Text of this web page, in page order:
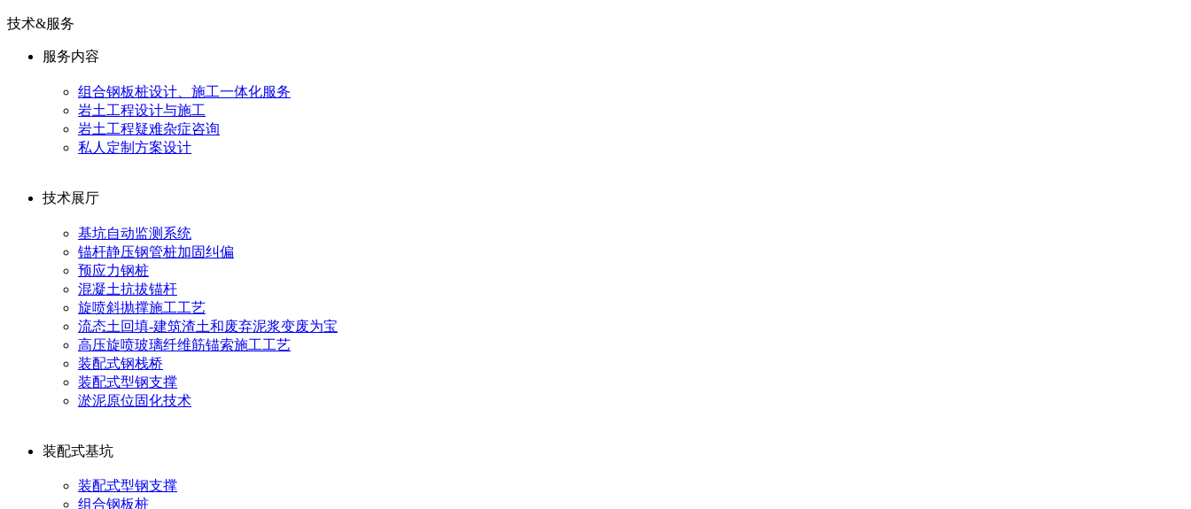
技术&服务
服务内容
组合钢板桩设计、施工一体化服务
岩土工程设计与施工
岩土工程疑难杂症咨询
私人定制方案设计
技术展厅
基坑自动监测系统
锚杆静压钢管桩加固纠偏
预应力钢桩
混凝土抗拔锚杆
旋喷斜抛撑施工工艺
流态土回填-建筑渣土和废弃泥浆变废为宝
高压旋喷玻璃纤维筋锚索施工工艺
装配式钢栈桥
装配式型钢支撑
淤泥原位固化技术
装配式基坑
装配式型钢支撑
组合钢板桩